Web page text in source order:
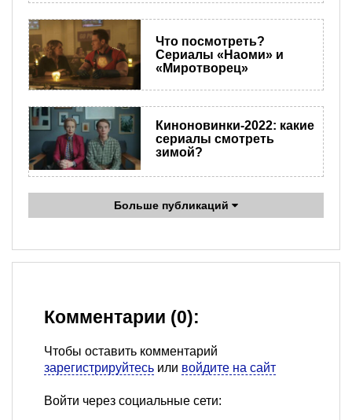
Что посмотреть?
Сериалы «Наоми» и
«Миротворец»
Киноновинки-2022: какие
сериалы смотреть
зимой?
Больше публикаций
Комментарии (0):
Чтобы оставить комментарий
зарегистрируйтесь или войдите на сайт
Войти через социальные сети: